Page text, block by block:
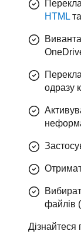
HTML та
одразу
файлів
Дізнайтеся